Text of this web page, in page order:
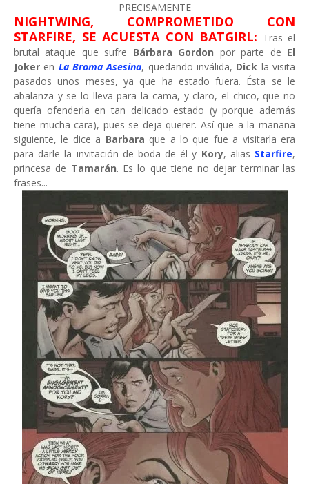
PRECISAMENTE
NIGHTWING, COMPROMETIDO CON
STARFIRE, SE ACUESTA CON BATGIRL: Tras el
brutal ataque que sufre Bárbara Gordon por parte de El
Joker en La Broma Asesina, quedando inválida, Dick la visita
pasados unos meses, ya que ha estado fuera. Ésta se le
abalanza y se lo lleva para la cama, y claro, el chico, que no
quería ofenderla en tan delicado estado (y porque además
tiene mucha cara), pues se deja querer. Así que a la mañana
siguiente, le dice a Barbara que a lo que fue a visitarla era
para darle la invitación de boda de él y Kory, alias Starfire,
princesa de Tamarán. Es lo que tiene no dejar terminar las
frases...